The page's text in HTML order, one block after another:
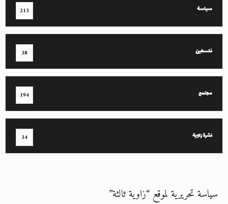
سياسة 213
فلسطين 38
مجتمع 194
نشرة زاوية 34
سياسة تحريرية لموقع “زاوية ثالثة”